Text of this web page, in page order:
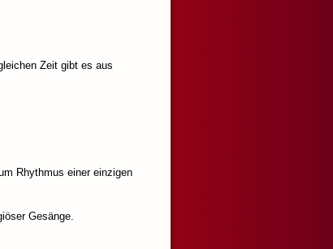
Zeit gibt es aus
Rhythmus einer einzigen
Gesänge.